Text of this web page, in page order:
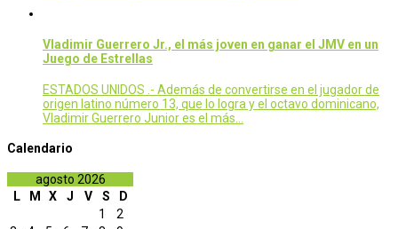
Vladimir Guerrero Jr., el más joven en ganar el JMV en un
Juego de Estrellas
ESTADOS UNIDOS .- Además de convertirse en el jugador de
origen latino número 13, que lo logra y el octavo dominicano,
Vladimir Guerrero Junior es el más…
Calendario
agosto 2026
L
M X J V S
D
1
2